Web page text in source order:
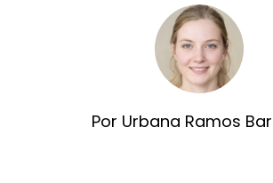
Por Urbana Ramos